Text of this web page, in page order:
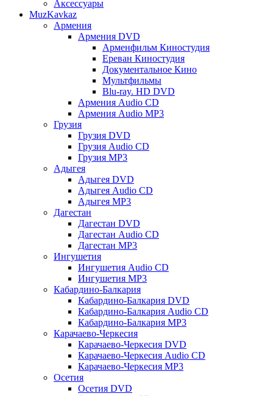
Аксессуары
MuzKavkaz
Армения
Армения DVD
Арменфильм Киностудия
Ереван Киностудия
Документальное Кино
Мультфильмы
Blu-ray. HD DVD
Армения Audio CD
Армения Audio MP3
Грузия
Грузия DVD
Грузия Audio CD
Грузия MP3
Адыгея
Адыгея DVD
Адыгея Audio CD
Адыгея MP3
Дагестан
Дагестан DVD
Дагестан Audio CD
Дагестан MP3
Ингушетия
Ингушетия Audio CD
Ингушетия MP3
Кабардино-Балкария
Кабардино-Балкария DVD
Кабардино-Балкария Audio CD
Кабардино-Балкария MP3
Карачаево-Черкесия
Карачаево-Черкесия DVD
Карачаево-Черкесия Audio CD
Карачаево-Черкесия MP3
Осетия
Осетия DVD